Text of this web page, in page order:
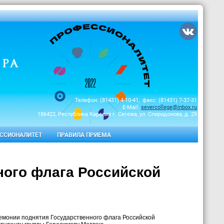
Телефон: (81431) 4-10-41, факс: (81431) 7-37-31
E-Mail: severcollege@inbox.ru
186422, Республика Карелия г. Сегежа, ул. Спиридонова, д. 29
ПРАВИЛА ПРИЕМА
флага Российской
поднятия Государственного флага Российской